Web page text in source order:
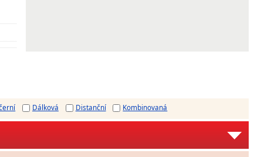
Dálková Distanční Kombinovaná